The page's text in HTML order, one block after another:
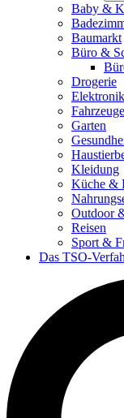
Baby &
Baumarkt
Büro &
Drogerie
Garten
Kleidung
Küche &
Outdoor
Reisen
Sport &
Das TSO-